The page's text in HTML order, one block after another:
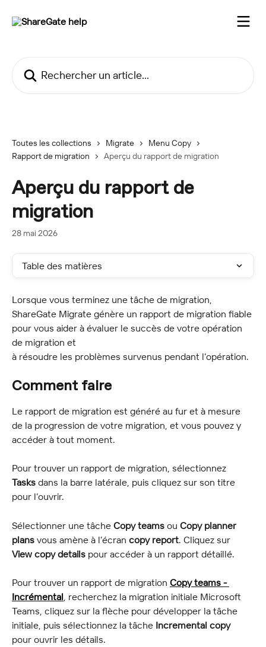
Toutes les collections Migrate
Menu Copy
Rapport de migration
Aperçu du rapport de migration
Aperçu du rapport de
migration
28 mai 2026
Table des matières
Lorsque vous terminez une tâche de migration,
ShareGate Migrate génère un rapport de migration fiable
pour vous aider à évaluer le succès de votre opération
de migration et
à résoudre les problèmes survenus pendant l’opération.
Comment faire
Le rapport de migration est généré au fur et à mesure
de la progression de votre migration, et vous pouvez y
accéder à tout moment.
Pour trouver un rapport de migration, sélectionnez
Tasks dans la barre latérale, puis cliquez sur son titre
pour l’ouvrir.
Sélectionner une tâche Copy teams ou Copy planner
plans vous amène à l’écran copy report. Cliquez sur
View copy details pour accéder à un rapport détaillé.
Pour trouver un rapport de migration Copy teams -
Incrémental, recherchez la migration initiale Microsoft
Teams, cliquez sur la flèche pour développer la tâche
initiale, puis sélectionnez la tâche Incremental copy
pour ouvrir les détails.